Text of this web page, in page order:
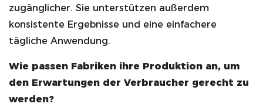
zugänglicher. Sie unterstützen außerdem
konsistente Ergebnisse und eine einfachere
tägliche Anwendung.
Wie passen Fabriken ihre Produktion an, um
den Erwartungen der Verbraucher gerecht zu
werden?